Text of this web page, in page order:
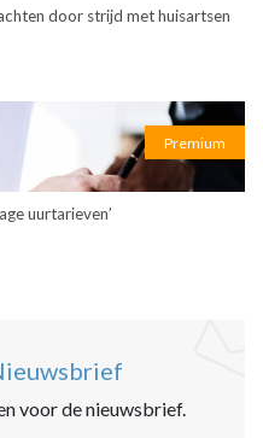
door strijd met huisartsen
Premium
uurtarieven’
voor de nieuwsbrief.